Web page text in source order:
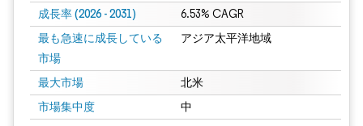
成長率 (2026 - 2031) 6.53% CAGR
最も急速に成長している
市場
アジア太平洋地域
最大市場 北米
市場集中度 中